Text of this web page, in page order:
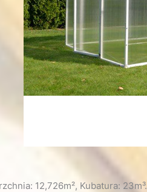
12,726m², Kubatura: 23m³.